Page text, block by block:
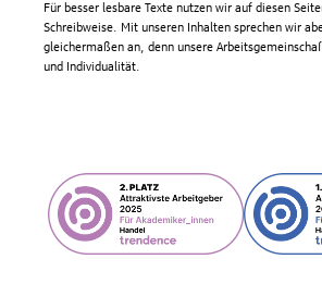
Für besser lesbare Texte nutzen wir auf diesen
Schreibweise. Mit unseren Inhalten sprechen wir
gleichermaßen an, denn unsere
und Individualität.